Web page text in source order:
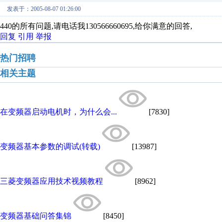
发表于：2005-08-07 01:26:00
440的所有问题,请电话我130566660695,给你满意的回答,
回复 引用 举报
热门招聘
相关主题
在变频器启动电机时，为什么会... [7830]
变频器基本参数的调试(转载) [13987]
三菱变频器应用技术视频教程 [8962]
变频器基础问答集锦 [8450]